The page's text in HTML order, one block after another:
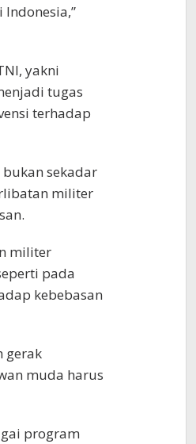
yakni
tugas
terhadap
sekadar
militer
militer
pada
kebebasan
gerak
muda harus
program